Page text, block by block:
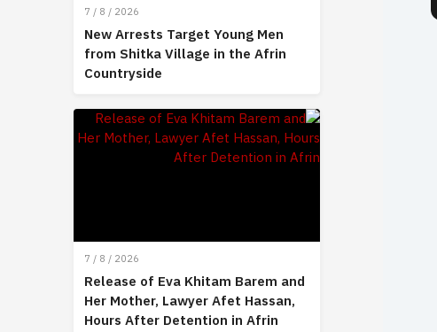
7 / 8 / 2026
New Arrests Target Young Men
from Shitka Village in the Afrin
Countryside
7 / 8 / 2026
Release of Eva Khitam Barem and
Her Mother, Lawyer Afet Hassan,
Hours After Detention in Afrin